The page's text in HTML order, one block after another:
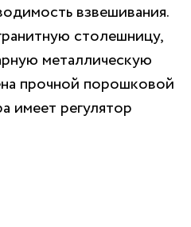
взвешивания.
столешницу,
металлическую
прочной порошковой
имеет регулятор